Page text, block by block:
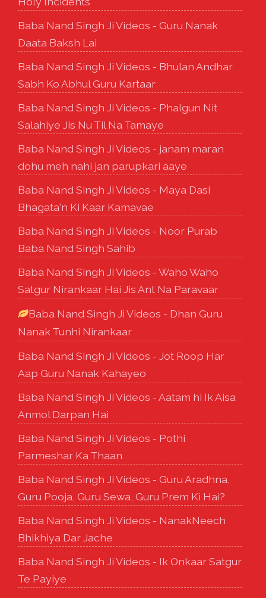
Baba Nand Singh Ji Videos - Guru Nanak
Daata Baksh Lai
Baba Nand Singh Ji Videos - Bhulan Andhar
Sabh Ko Abhul Guru Kartaar
Baba Nand Singh Ji Videos - Phalgun Nit
Salahiye Jis Nu Til Na Tamaye
Baba Nand Singh Ji Videos - janam maran
dohu meh nahi jan parupkari aaye
Baba Nand Singh Ji Videos - Maya Dasi
Bhagata'n Ki Kaar Kamavae
Baba Nand Singh Ji Videos - Noor Purab
Baba Nand Singh Sahib
Baba Nand Singh Ji Videos - Waho Waho
Satgur Nirankaar Hai Jis Ant Na Paravaar
Baba Nand Singh Ji Videos - Dhan Guru
Nanak Tunhi Nirankaar
Baba Nand Singh Ji Videos - Jot Roop Har
Aap Guru Nanak Kahayeo
Baba Nand Singh Ji Videos - Aatam hi Ik Aisa
Anmol Darpan Hai
Baba Nand Singh Ji Videos - Pothi
Parmeshar Ka Thaan
Baba Nand Singh Ji Videos - Guru Aradhna,
Guru Pooja, Guru Sewa, Guru Prem Ki Hai?
Baba Nand Singh Ji Videos - NanakNeech
Bhikhiya Dar Jache
Baba Nand Singh Ji Videos - Ik Onkaar Satgur
Te Payiye